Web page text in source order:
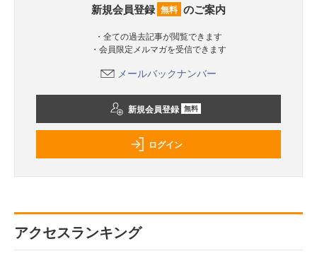
新規会員登録 無料 のご案内
・全ての過去記事が閲覧できます
・会員限定メルマガを受信できます
メールバックナンバー
新規会員登録 無料
ログイン
アクセスランキング